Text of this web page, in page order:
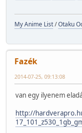
My Anime List/Otaku
Fazék
2014-07-25, 09:13:08
van egy ilyenem
http://